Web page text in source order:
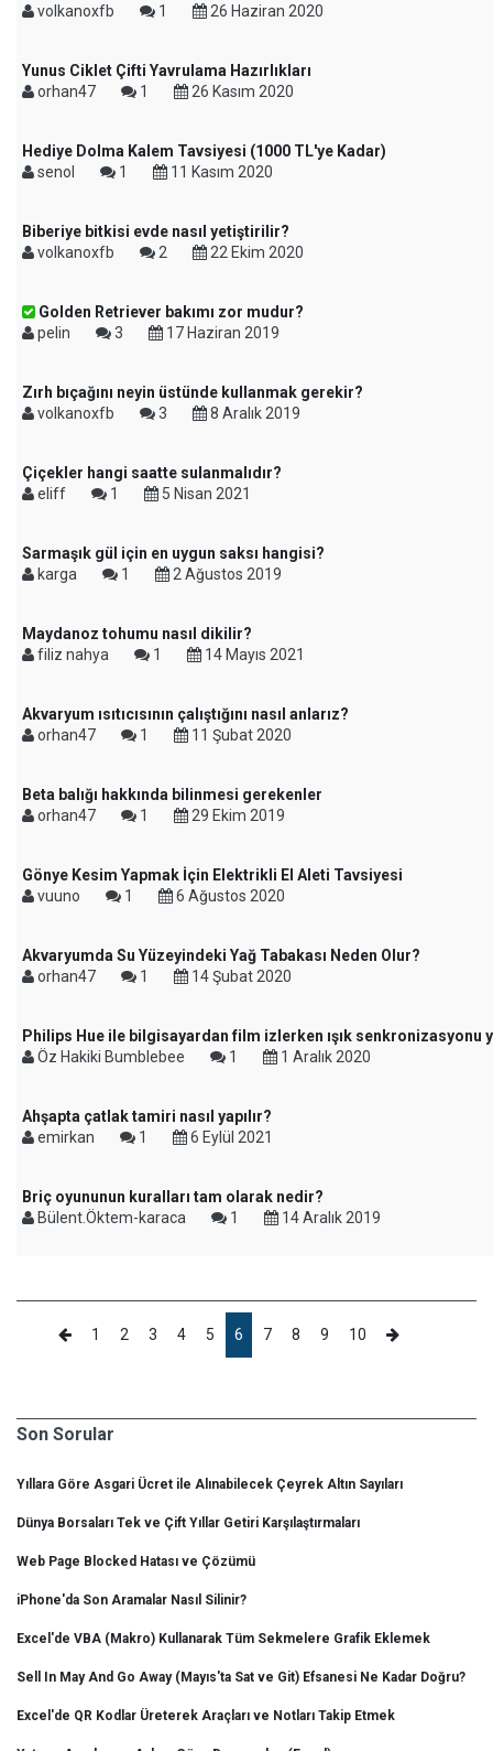
volkanoxfb
1 26 Haziran 2020
Yunus Ciklet Çifti Yavrulama Hazırlıkları
orhan47
1 26 Kasım 2020
Hediye Dolma Kalem Tavsiyesi (1000 TL'ye Kadar)
senol
1 11 Kasım 2020
Biberiye bitkisi evde nasıl yetiştirilir?
volkanoxfb
2 22 Ekim 2020
Golden Retriever bakımı zor mudur?
pelin
3 17 Haziran 2019
Zırh bıçağını neyin üstünde kullanmak gerekir?
volkanoxfb
3 8 Aralık 2019
Çiçekler hangi saatte sulanmalıdır?
eliff
1 5 Nisan 2021
Sarmaşık gül için en uygun saksı hangisi?
karga
1 2 Ağustos 2019
Maydanoz tohumu nasıl dikilir?
filiz nahya
1 14 Mayıs 2021
Akvaryum ısıtıcısının çalıştığını nasıl anlarız?
orhan47
1 11 Şubat 2020
Beta balığı hakkında bilinmesi gerekenler
orhan47
1 29 Ekim 2019
Gönye Kesim Yapmak İçin Elektrikli El Aleti Tavsiyesi
vuuno
1 6 Ağustos 2020
Akvaryumda Su Yüzeyindeki Yağ Tabakası Neden Olur?
orhan47
1 14 Şubat 2020
Philips Hue ile bilgisayardan film izlerken ışık senkronizasyonu
Öz Hakiki Bumblebee
1 1 Aralık 2020
Ahşapta çatlak tamiri nasıl yapılır?
emirkan
1 6 Eylül 2021
Briç oyununun kuralları tam olarak nedir?
Bülent.Öktem-karaca
1 14 Aralık 2019
1 2 3 4 5 6 7 8 9 10
Son Sorular
Yıllara Göre Asgari Ücret ile Alınabilecek Çeyrek Altın Sayıları
Dünya Borsaları Tek ve Çift Yıllar Getiri Karşılaştırmaları
Web Page Blocked Hatası ve Çözümü
iPhone'da Son Aramalar Nasıl Silinir?
Excel'de VBA (Makro) Kullanarak Tüm Sekmelere Grafik Eklemek
Sell In May And Go Away (Mayıs'ta Sat ve Git) Efsanesi Ne Kadar Doğru?
Excel'de QR Kodlar Üreterek Araçları ve Notları Takip Etmek